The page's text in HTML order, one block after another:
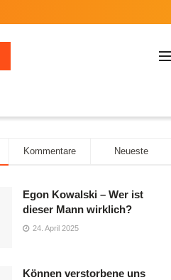
Kommentare Neueste
Egon Kowalski – Wer ist
dieser Mann wirklich?
24. April 2025
Können verstorbene uns